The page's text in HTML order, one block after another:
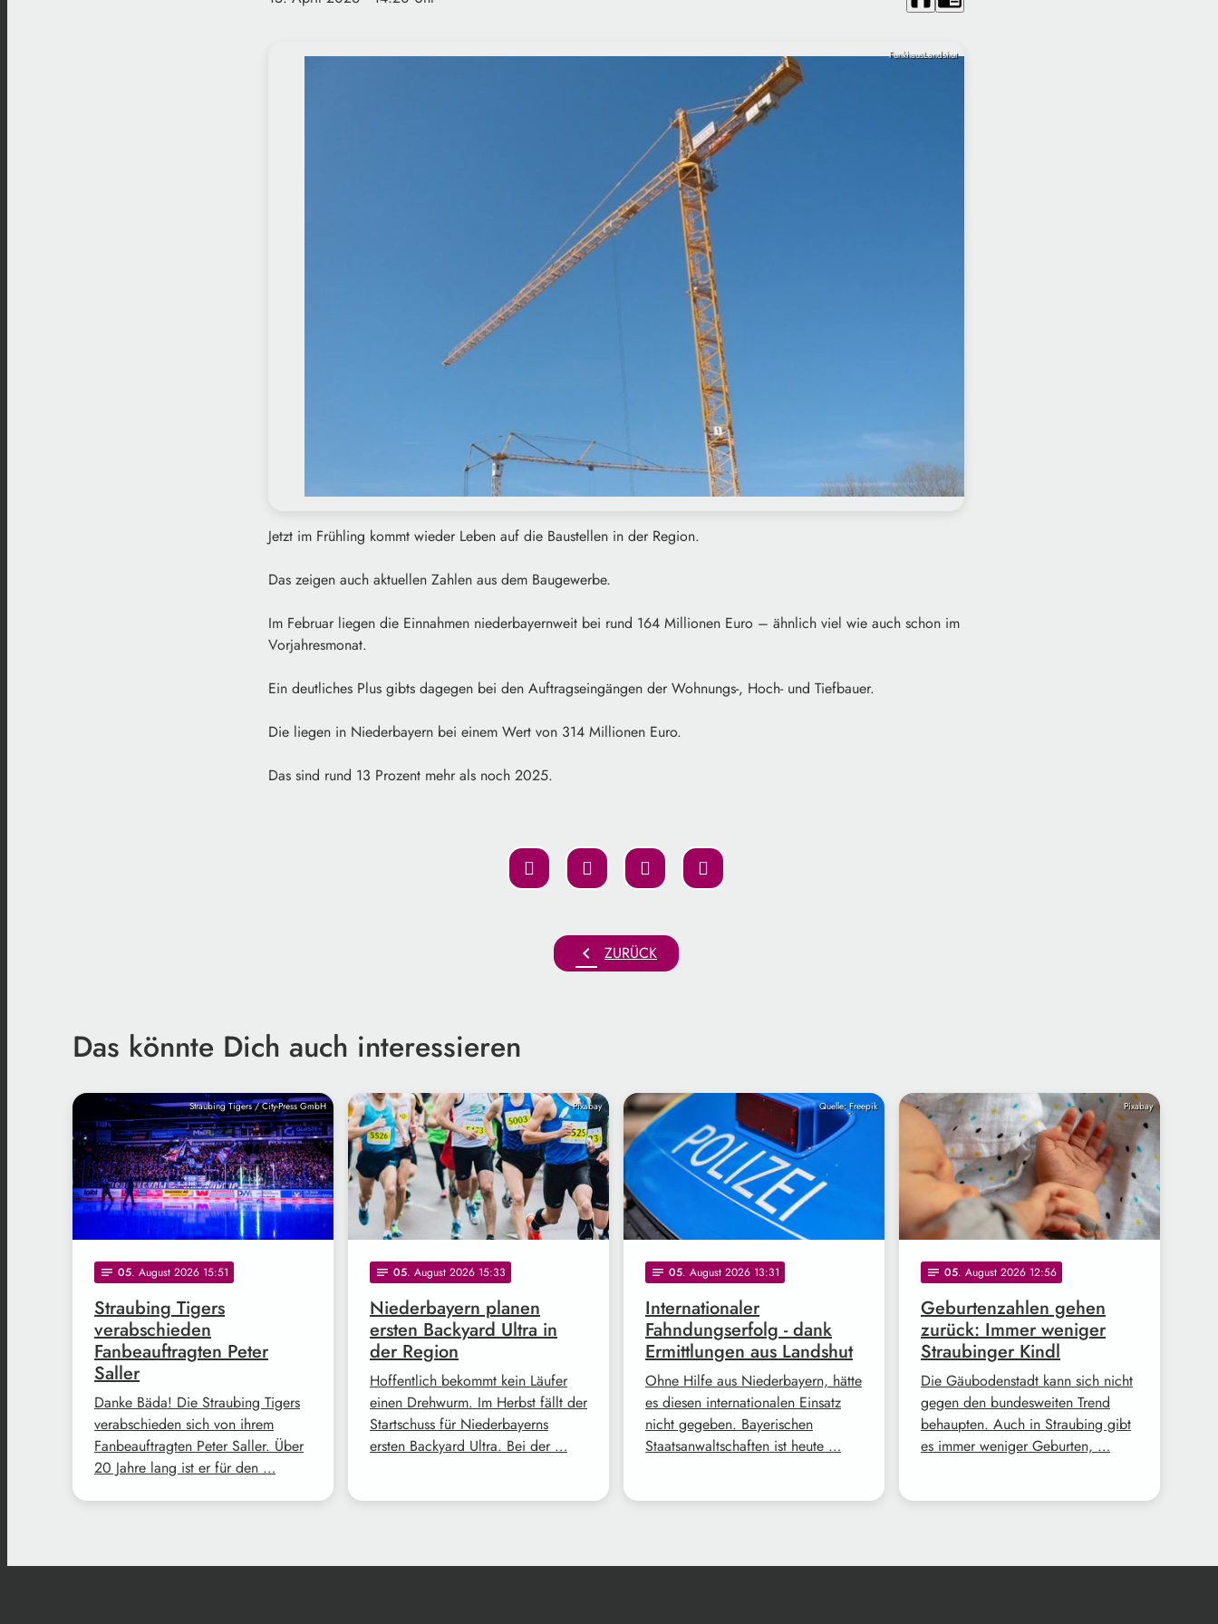
FunkhausLandshut
Jetzt im Frühling kommt wieder Leben auf die Baustellen in der Region.
Das zeigen auch aktuellen Zahlen aus dem Baugewerbe.
Im Februar liegen die Einnahmen niederbayernweit bei rund 164 Millionen Euro – ähnlich viel wie auch schon im
Vorjahresmonat.
Ein deutliches Plus gibts dagegen bei den Auftragseingängen der Wohnungs-, Hoch- und Tiefbauer.
Die liegen in Niederbayern bei einem Wert von 314 Millionen Euro.
Das sind rund 13 Prozent mehr als noch 2025.
chevron_left ZURÜCK
Das könnte Dich auch interessieren
Straubing Tigers / City-Press GmbH
notes 05. August 2026 15:51
Straubing Tigers
verabschieden
Fanbeauftragten Peter
Saller
Danke Bäda! Die Straubing Tigers
verabschieden sich von ihrem
Fanbeauftragten Peter Saller. Über
20 Jahre lang ist er für den …
Pixabay
notes 05. August 2026 15:33
Niederbayern planen
ersten Backyard Ultra in
der Region
Hoffentlich bekommt kein Läufer
einen Drehwurm. Im Herbst fällt der
Startschuss für Niederbayerns
ersten Backyard Ultra. Bei der …
Quelle: Freepik
notes 05. August 2026 13:31
Internationaler
Fahndungserfolg - dank
Ermittlungen aus Landshut
Ohne Hilfe aus Niederbayern, hätte
es diesen internationalen Einsatz
nicht gegeben. Bayerischen
Staatsanwaltschaften ist heute …
Pixabay
notes 05. August 2026 12:56
Geburtenzahlen gehen
zurück: Immer weniger
Straubinger Kindl
Die Gäubodenstadt kann sich nicht
gegen den bundesweiten Trend
behaupten. Auch in Straubing gibt
es immer weniger Geburten, …